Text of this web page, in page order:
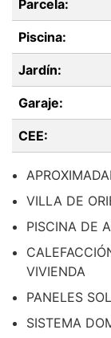
Parcela:
Piscina:
Jardín:
Garaje:
CEE:
VILLA DE
PISCINA DE
VIVIENDA
PANELES
SISTEMA